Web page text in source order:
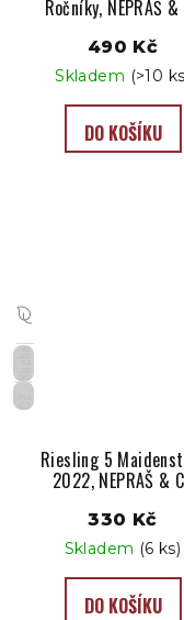
Ročníky, NEPRAŠ &
490 Kč
Skladem (>10
DO KOŠÍKU
Suché
CZ
Riesling 5
2022, NEPRAŠ &
330 Kč
Skladem (6 ks)
DO KOŠÍKU